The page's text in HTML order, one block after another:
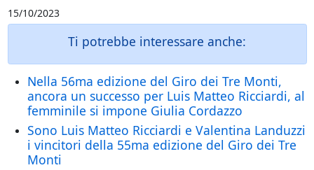
15/10/2023
Ti potrebbe interessare anche:
Nella 56ma edizione del Giro dei Tre Monti,
ancora un successo per Luis Matteo Ricciardi, al
femminile si impone Giulia Cordazzo
Sono Luis Matteo Ricciardi e Valentina Landuzzi
i vincitori della 55ma edizione del Giro dei Tre
Monti